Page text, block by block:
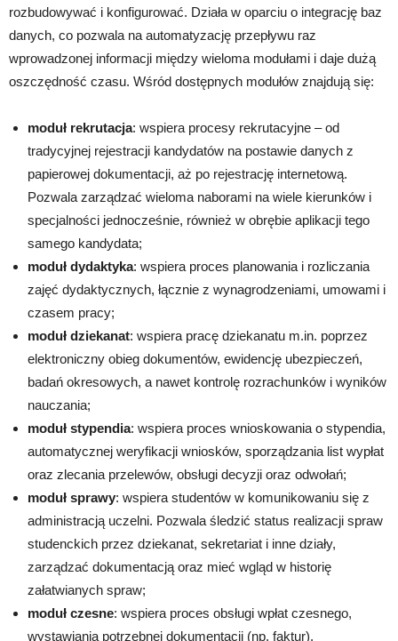
rozbudowywać i konfigurować. Działa w oparciu o integrację baz
danych, co pozwala na automatyzację przepływu raz
wprowadzonej informacji między wieloma modułami i daje dużą
oszczędność czasu. Wśród dostępnych modułów znajdują się:
moduł rekrutacja: wspiera procesy rekrutacyjne – od
tradycyjnej rejestracji kandydatów na postawie danych z
papierowej dokumentacji, aż po rejestrację internetową.
Pozwala zarządzać wieloma naborami na wiele kierunków i
specjalności jednocześnie, również w obrębie aplikacji tego
samego kandydata;
moduł dydaktyka: wspiera proces planowania i rozliczania
zajęć dydaktycznych, łącznie z wynagrodzeniami, umowami i
czasem pracy;
moduł dziekanat: wspiera pracę dziekanatu m.in. poprzez
elektroniczny obieg dokumentów, ewidencję ubezpieczeń,
badań okresowych, a nawet kontrolę rozrachunków i wyników
nauczania;
moduł stypendia: wspiera proces wnioskowania o stypendia,
automatycznej weryfikacji wniosków, sporządzania list wypłat
oraz zlecania przelewów, obsługi decyzji oraz odwołań;
moduł sprawy: wspiera studentów w komunikowaniu się z
administracją uczelni. Pozwala śledzić status realizacji spraw
studenckich przez dziekanat, sekretariat i inne działy,
zarządzać dokumentacją oraz mieć wgląd w historię
załatwianych spraw;
moduł czesne: wspiera proces obsługi wpłat czesnego,
wystawiania potrzebnej dokumentacji (np. faktur),